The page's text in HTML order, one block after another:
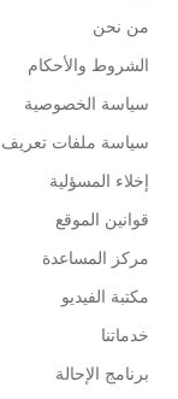
من نحن
الشروط والأحكام
سياسة الخصوصية
سياسة ملفات تعريف
إخلاء المسؤلية
قوانين الموقع
مركز المساعدة
مكتبة الفيديو
خدماتنا
برنامج الإحالة